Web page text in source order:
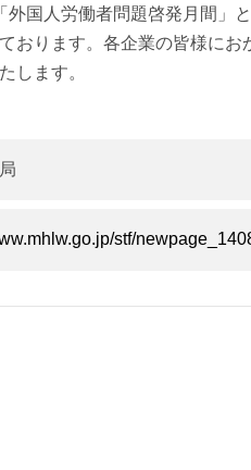
外国人労働者問題啓発月間」
おります。各企業の皆様に
します。
stf/